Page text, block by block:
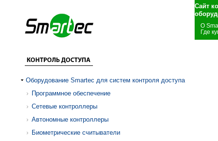
Сайт
О
Где
Оборудование Smartec для систем контроля доступа
Программное обеспечение
Сетевые контроллеры
Автономные контроллеры
Биометрические считыватели